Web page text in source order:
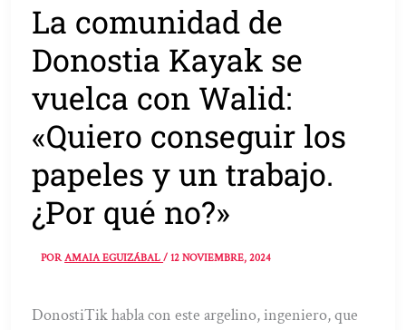
La comunidad de
Donostia Kayak se
vuelca con Walid:
«Quiero conseguir los
papeles y un trabajo.
¿Por qué no?»
PORAMAIA EGUIZÁBAL/12 NOVIEMBRE, 2024
DonostiTik habla con este argelino, ingeniero, que